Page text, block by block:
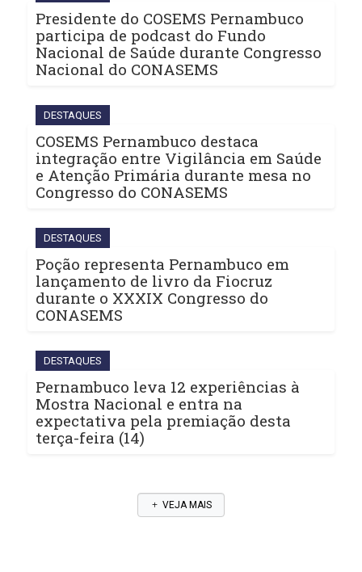
Presidente do COSEMS Pernambuco
participa de podcast do Fundo
Nacional de Saúde durante Congresso
Nacional do CONASEMS
DESTAQUES
COSEMS Pernambuco destaca
integração entre Vigilância em Saúde
e Atenção Primária durante mesa no
Congresso do CONASEMS
DESTAQUES
Poção representa Pernambuco em
lançamento de livro da Fiocruz
durante o XXXIX Congresso do
CONASEMS
DESTAQUES
Pernambuco leva 12 experiências à
Mostra Nacional e entra na
expectativa pela premiação desta
terça-feira (14)
VEJA MAIS